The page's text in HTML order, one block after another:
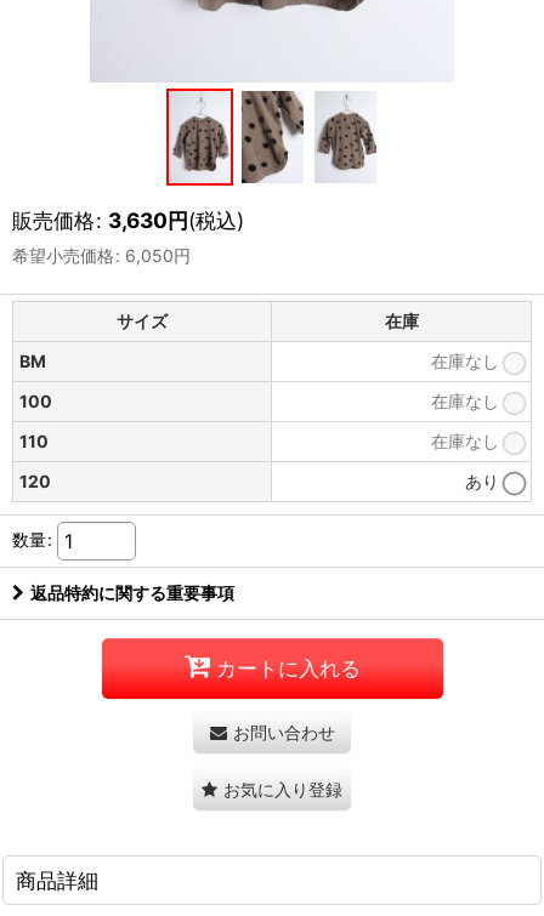
販売価格: 3,630円(税込)
希望小売価格: 6,050円
サイズ
在庫
BM
在庫なし
100
在庫なし
110
在庫なし
120
あり
数量:
返品特約に関する重要事項
カートに入れる
お問い合わせ
お気に入り登録
商品詳細